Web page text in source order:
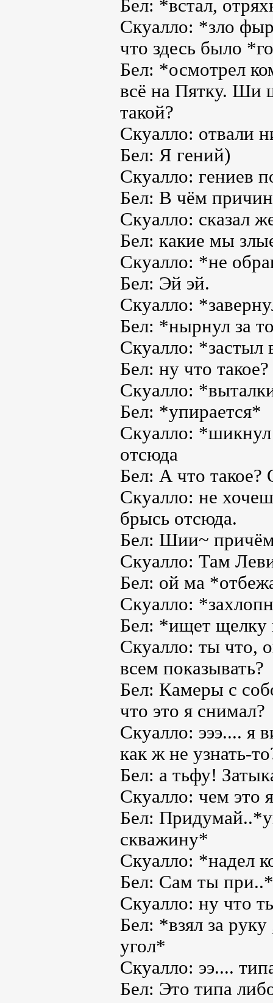
Бел: *встал,
Скуалло: *зло
что здесь было
Бел: *осмотрел
всё на Пятку. Ши
такой?
Скуалло: отвали
Бел: Я гений)
Скуалло: гениев
Бел: В чём
Скуалло: сказал
Бел: какие мы
Скуалло: *не
Бел: Эй эй.
Скуалло:
Бел: *нырнул за
Скуалло: *застыл
Бел: ну что
Скуалло:
Бел: *упирается*
Скуалло: *шикнул
отсюда
Бел: А что
Скуалло: не
брысь отсюда.
Бел: Шии~ причём
Скуалло: Там
Бел: ой ма
Скуалло:
Бел: *ищет щелку
Скуалло: ты что,
всем показывать?
Бел: Камеры с
что это я снимал?
Скуалло: эээ.... я
как ж не узнать-
Бел: а тьфу!
Скуалло: чем это
Бел:
скважину*
Скуалло: *надел
Бел: Сам ты
Скуалло: ну что
Бел: *взял за
угол*
Скуалло: ээ....
Бел: Это типа